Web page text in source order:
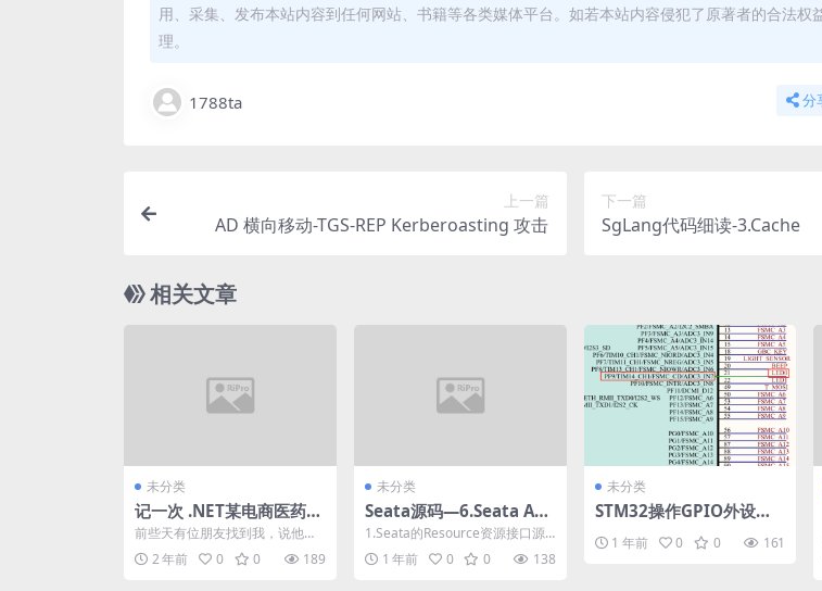
用、采集、发布本站内容到任何网站、书籍等各类媒体平台。如若本站内容侵犯了原著者的合法权
理。
1788ta 分
上一篇
AD 横向移动-TGS-REP Kerberoasting 攻击
下一篇
SgLang代码细读-3.Cache
相关文章
未分类
记一次 .NET某电商医药网
站 CPU爆高分析
前些天有位朋友找到我，说他们
的网站会有CPU瞬高的情况，在
网上找相关资料最终找到...
2 年前 0 0 189
未分类
Seata源码—6.Seata AT
模式的数据源代理
1.Seata的Resource资源接口源
码
1 年前 0 0 138
未分类
STM32操作GPIO外设
（点亮LED灯）的两种方
式——使用官方库函数或
1 年前 0 0 161